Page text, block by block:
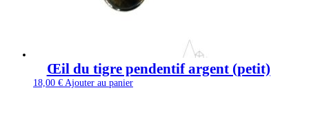
Œil du tigre pendentif argent (petit)
18,00 € Ajouter au panier